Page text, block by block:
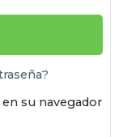
su navegador